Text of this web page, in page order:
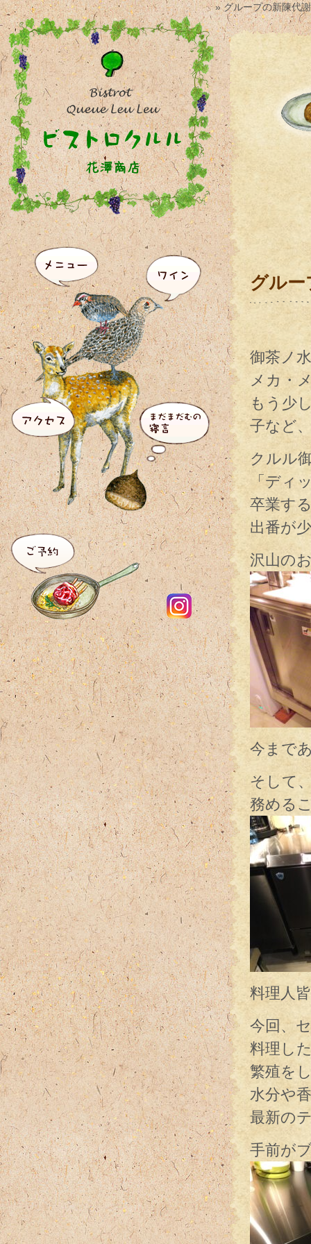
» グループの新陳代謝
グルー
御茶ノ
メカ・
もう少
子など
クルル
「ディ
卒業す
出番が
沢山の
今まで
そして
務める
料理人
今回、
料理し
繁殖を
水分や
最新の
手前が